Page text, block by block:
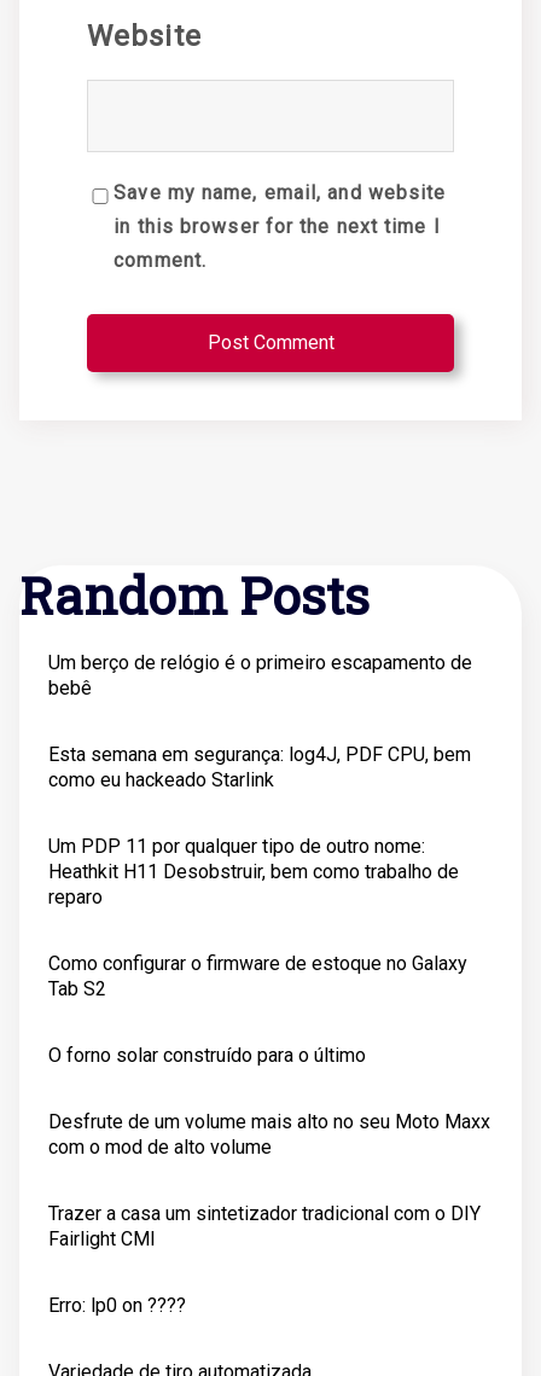
Website
Save my name, email, and website
in this browser for the next time I
comment.
Random Posts
Um berço de relógio é o primeiro escapamento de
bebê
Esta semana em segurança: log4J, PDF CPU, bem
como eu hackeado Starlink
Um PDP 11 por qualquer tipo de outro nome:
Heathkit H11 Desobstruir, bem como trabalho de
reparo
Como configurar o firmware de estoque no Galaxy
Tab S2
O forno solar construído para o último
Desfrute de um volume mais alto no seu Moto Maxx
com o mod de alto volume
Trazer a casa um sintetizador tradicional com o DIY
Fairlight CMI
Erro: lp0 on ????